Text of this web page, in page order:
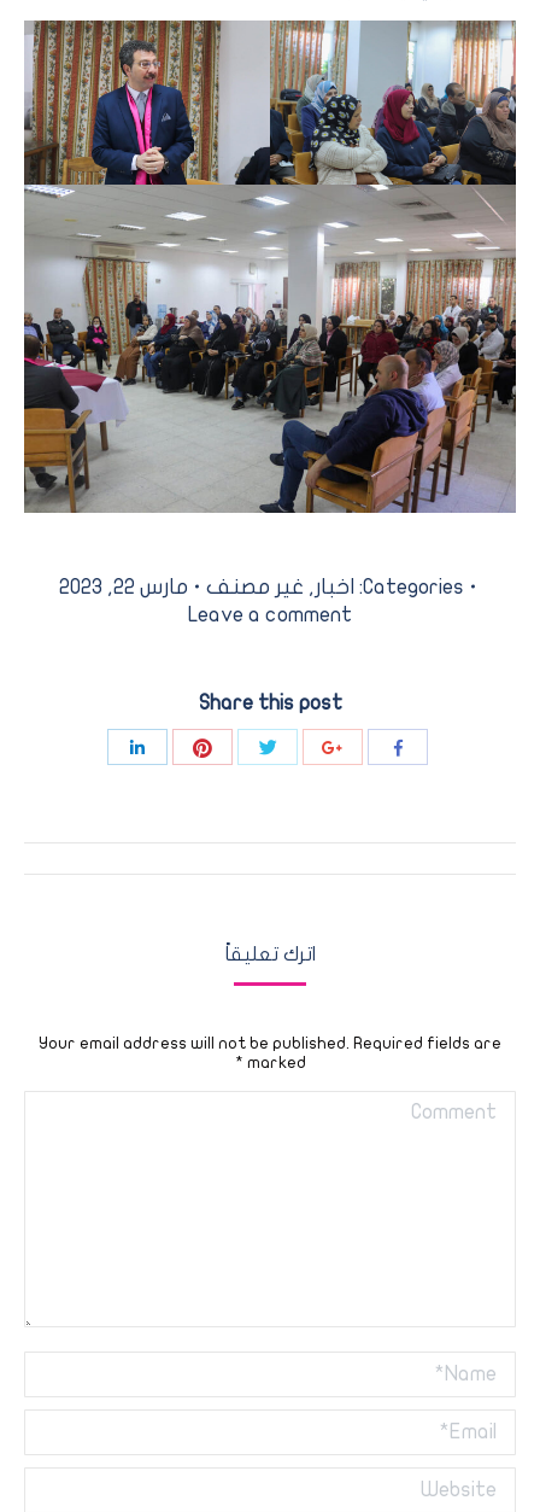
Categories: اخبار , غير مصنف
مارس 22, 2023
Leave a comment
Share this post
Share
Share
Share
Share
Share
navigation
اترك تعليقاً
Your email address will not be published. Required fields are
marked
*
Comment
Name *
Email *
Website